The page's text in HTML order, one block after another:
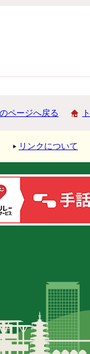
ページへ戻る
リンクについて